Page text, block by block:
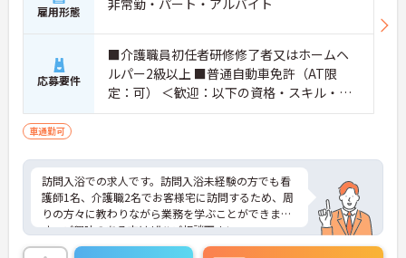
・常勤で働くスタッフの比率が90パーセント以上と
高く、急なシフト変更や無理な長時間勤務が発生し
にくい人員体制です
・訪問スケジュールに沿って施設内でのケアを行う
ため、月平均の残業時間は5時間から7時間程度とか
なり少なめに抑えられます
・夜勤明けの翌日は原則としてお休みとなるシフト
編成が組まれており、しっかりと休息を取りながら
長期的な就業が可能です
・介護福祉士や初任者研修などの資格や実務経験、
夜勤回数がしっかりと給与に反映されるためモチベ
ーションを維持できます
・年次を問わずリーダーや主任などのマネジメント
職へ昇格する事例も多数あり、腰を据えて長期的な
キャリア形成が可能です
雇用形態 非常勤・パート・アルバイト
応募要件
■介護職員初任者研修修了者又はホームヘ
ルパー2級以上 ■普通自動車免許（AT限
定：可） ＜歓迎：以下の資格・スキル・経
験をお持ちの方＞ ■経験あれば尚可
車通勤可
訪問入浴での求人です。訪問入浴未経験の方でも看
護師1名、介護職2名でお客様宅に訪問するため、周
りの方々に教わりながら業務を学ぶことができま
す。ご興味のある方はぜひご相談下さい。